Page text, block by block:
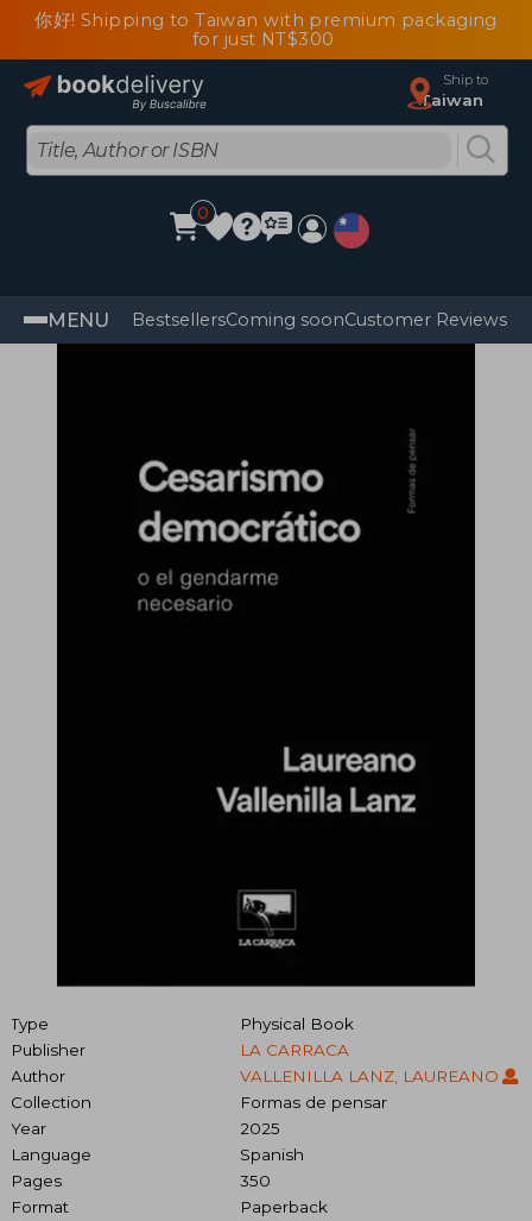
你好! Shipping to Taiwan with premium packaging
for just NT$300
Ship to
Taiwan
0
MENU BestsellersComing soonCustomer Reviews
Type
Physical Book
Publisher
LA CARRACA
Author
VALLENILLA LANZ, LAUREANO
Collection
Formas de pensar
Year
2025
Language
Spanish
Pages
350
Format
Paperback